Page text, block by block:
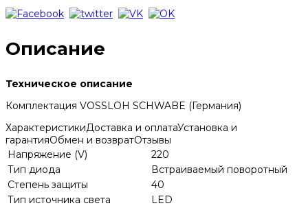
Описание
Техническое описание
Комплектация VOSSLOH SCHWABE (Германия)
ХарактеристикиДоставка и оплатаУстановка и
гарантияОбмен и возвратОтзывы
Напряжение (V)
220
Тип диода
Встраиваемый поворотный
Степень защиты
40
Тип источника света
LED